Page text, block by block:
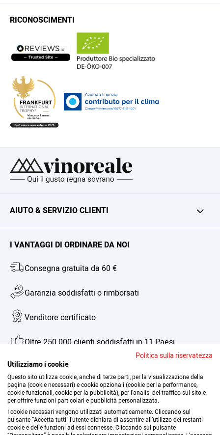
RICONOSCIMENTI
AIUTO & SERVIZIO CLIENTI
FAQ
Revocher il contratto
I VANTAGGI DI ORDINARE DA NOI
Consegna gratuita da 60 €
Garanzia soddisfatti o rimborsati
Venditore certificato
Oltre 250.000 clienti soddisfatti in 11 Paesi
Assistenza personalizzata
Accessibilità
Politica sulla riservatezza
Utilizziamo i cookie
Questo sito utilizza cookie, anche di terze parti, per la visualizzazione della
pagina (cookie necessari) e cookie opzionali (cookie per la performance,
cookie funzionali, cookie per la pubblicità), per l’analisi del traffico sul sito e
per offrire funzioni particolari e pubblicità personalizzata.
I cookie necessari vengono utilizzati automaticamente. Cliccando sul
pulsante “Accetta tutti” l’utente dichiara di assentire all’utilizzo dei restanti
cookie e delle funzioni ad essi connesse. Cliccando sul pulsante